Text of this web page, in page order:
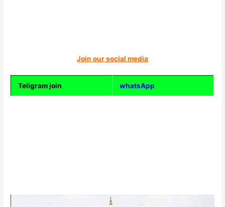
Join our social media
Teligram join whatsApp